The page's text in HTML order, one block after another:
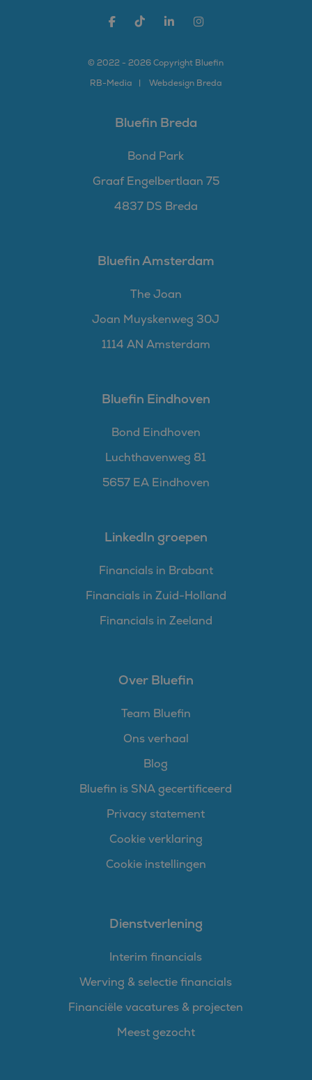
© 2022 - 2026 Copyright Bluefin
RB-Media Webdesign Breda
Bluefin Breda
Bond Park
Graaf Engelbertlaan 75
4837 DS Breda
Bluefin Amsterdam
The Joan
Joan Muyskenweg 30J
1114 AN Amsterdam
Bluefin Eindhoven
Bond Eindhoven
Luchthavenweg 81
5657 EA Eindhoven
LinkedIn groepen
Financials in Brabant
Financials in Zuid-Holland
Financials in Zeeland
Over Bluefin
Team Bluefin
Ons verhaal
Blog
Bluefin is SNA gecertificeerd
Privacy statement
Cookie verklaring
Cookie instellingen
Dienstverlening
Interim financials
Werving & selectie financials
Financiële vacatures & projecten
Meest gezocht